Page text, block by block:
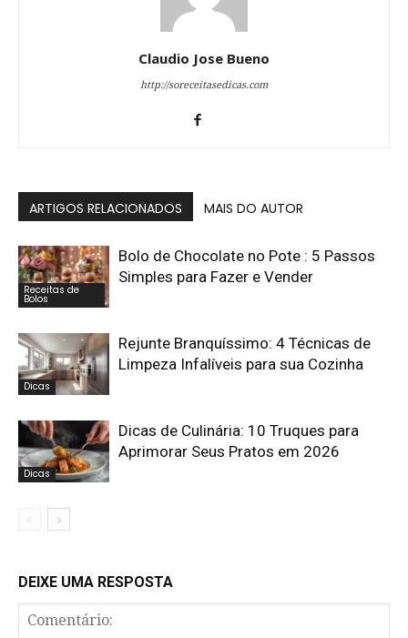
Claudio Jose Bueno
http://soreceitasedicas.com
ARTIGOS RELACIONADOS MAIS DO AUTOR
Receitas de
Bolos
Bolo de Chocolate no Pote : 5 Passos
Simples para Fazer e Vender
Dicas
Rejunte Branquíssimo: 4 Técnicas de
Limpeza Infalíveis para sua Cozinha
Dicas
Dicas de Culinária: 10 Truques para
Aprimorar Seus Pratos em 2026
DEIXE UMA RESPOSTA